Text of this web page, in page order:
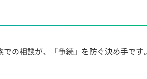
の相談が、「争続」を防ぐ決め手です。